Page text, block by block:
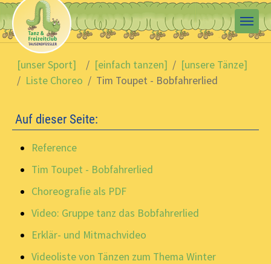
Skip to main content
You are here:
[unser Sport]
[einfach tanzen]
[unsere Tänze]
Liste Choreo
Tim Toupet - Bobfahrerlied
Auf dieser Seite:
Reference
Tim Toupet - Bobfahrerlied
Choreografie als PDF
Video: Gruppe tanz das Bobfahrerlied
Erklär- und Mitmachvideo
Videoliste von Tänzen zum Thema Winter